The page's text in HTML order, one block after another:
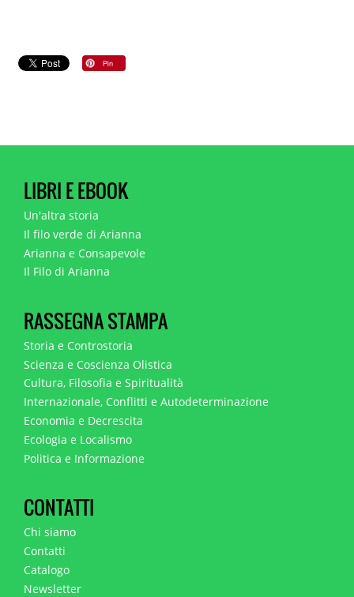
LIBRI E EBOOK
Un'altra storia
Il filo verde di Arianna
Arianna e Consapevole
Il Filo di Arianna
RASSEGNA STAMPA
Storia e Controstoria
Scienza e Coscienza Olistica
Cultura, Filosofia e Spiritualità
Internazionale, Conflitti e Autodeterminazione
Economia e Decrescita
Ecologia e Localismo
Politica e Informazione
CONTATTI
Chi siamo
Contatti
Catalogo
Newsletter